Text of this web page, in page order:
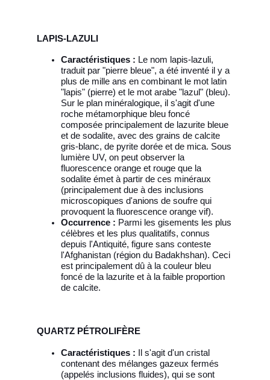
LAPIS-LAZULI
Caractéristiques : Le nom lapis-lazuli,
traduit par "pierre bleue", a été inventé il y a
plus de mille ans en combinant le mot latin
"lapis" (pierre) et le mot arabe "lazul" (bleu).
Sur le plan minéralogique, il s'agit d'une
roche métamorphique bleu foncé
composée principalement de lazurite bleue
et de sodalite, avec des grains de calcite
gris-blanc, de pyrite dorée et de mica. Sous
lumière UV, on peut observer la
fluorescence orange et rouge que la
sodalite émet à partir de ces minéraux
(principalement due à des inclusions
microscopiques d'anions de soufre qui
provoquent la fluorescence orange vif).
Occurrence : Parmi les gisements les plus
célèbres et les plus qualitatifs, connus
depuis l'Antiquité, figure sans conteste
l'Afghanistan (région du Badakhshan). Ceci
est principalement dû à la couleur bleu
foncé de la lazurite et à la faible proportion
de calcite.
QUARTZ PÉTROLIFÈRE
Caractéristiques :
Il s'agit d'un cristal
contenant des mélanges gazeux fermés
(appelés inclusions fluides), qui se sont